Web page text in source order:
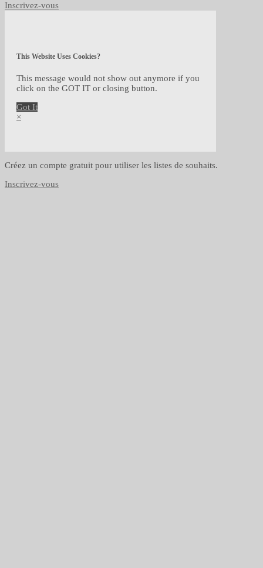
Inscrivez-vous
This Website Uses Cookies?
This message would not show out anymore if you
click on the GOT IT or closing button.
Got It
×
Créez un compte gratuit pour utiliser les listes de souhaits.
Inscrivez-vous